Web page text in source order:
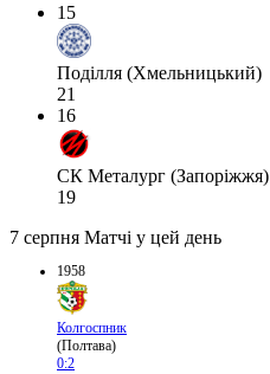
15
Поділля (Хмельницький)
21
16
СК Металург (Запоріжжя)
19
7 серпня Матчі у цей день
1958
Колгоспник
(Полтава)
0:2